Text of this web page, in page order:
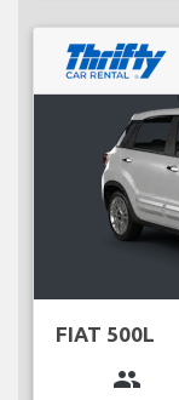
FIAT 500L
group